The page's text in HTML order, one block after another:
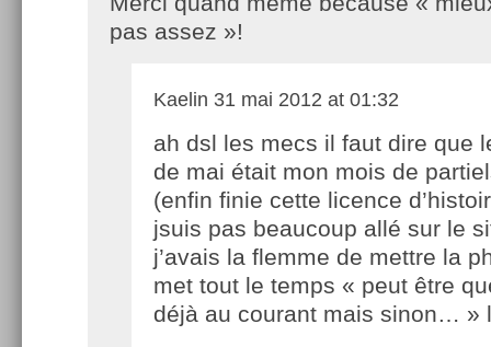
pas assez »!
Kaelin 31 mai 2012 at 01:32
ah dsl les mecs il faut dire que
de mai était mon mois de
(enfin finie cette licence
jsuis pas beaucoup allé sur le
j’avais la flemme de mettre la
met tout le temps « peut être
déjà au courant mais sinon… »